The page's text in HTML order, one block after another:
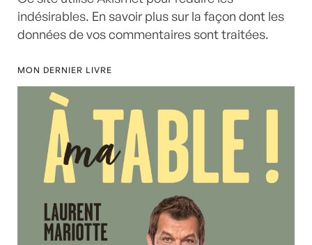
indésirables. En savoir plus sur la façon dont les
données de vos commentaires sont traitées.
MON DERNIER LIVRE